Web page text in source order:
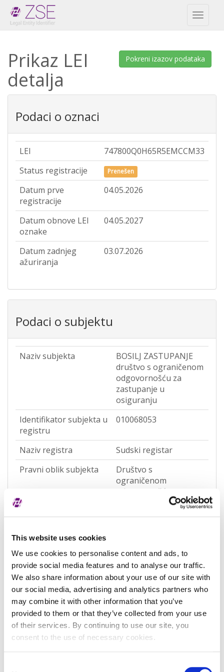
This website uses cookies
We use cookies to personalise content and ads, to
provide social media features and to analyse our traffic.
We also share information about your use of our site with
our social media, advertising and analytics partners who
may combine it with other information that you’ve
provided to them or that they’ve collected from your use
of their services. By continuing to use our site, you
consent to the use of necessary cookies.
Toggle
Pokreni izazov podataka
Prikaz LEI
detalja
Podaci o oznaci
LEI
747800Q0H65R5EMCCM33
Status registracije
Prenešen
Datum prve
registracije
04.05.2026
Datum obnove LEI
oznake
04.05.2027
Datum zadnjeg
ažuriranja
03.07.2026
Podaci o subjektu
Naziv subjekta
BOSILJ ZASTUPANJE
društvo s ograničenom
odgovornošću za
zastupanje u
osiguranju
Identifikator subjekta u
registru
010068053
Naziv registra
Sudski registar
Pravni oblik subjekta
Društvo s
ograničenom
odgovornošću
(jednostavno društvo s
Pravna nadležnost
Hrvatska
Status subjekta
Aktivan
Vrsta subjekta
Općenita
Vezani subjekt
-
LEI vezanog subjekta
-